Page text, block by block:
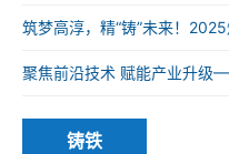
铸造高质量发展大会在南京举
筑梦高淳，精“铸”未来！
在南京高淳成功举办
聚焦前沿技术 赋能产业升
训班在南京高淳成功举办
铸铁